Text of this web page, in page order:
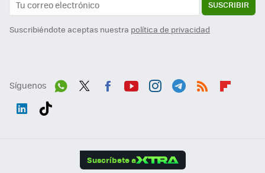
SUSCRIBIR
Suscribiéndote aceptas nuestra política de privacidad
Síguenos
Suscríbete a